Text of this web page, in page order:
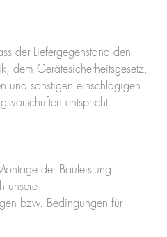
Alufiver
Multistar
Zubehör
der Liefergegenstand den
dem Gerätesicherheitsgesetz,
und sonstigen einschlägigen
entspricht.
der Bauleistung
unsere
bzw. Bedingungen für